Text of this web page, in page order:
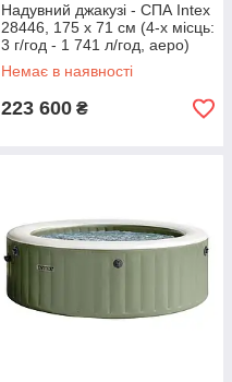
Надувний джакузі - СПА Intex
28446, 175 x 71 см (4-х місць:
3 г/год - 1 741 л/год, аеро)
Немає в наявності
223 600 ₴